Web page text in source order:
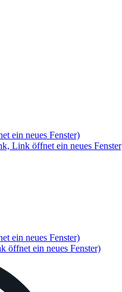
ein neues Fenster)
Link öffnet ein neues
ein neues Fenster)
öffnet ein neues Fenster)